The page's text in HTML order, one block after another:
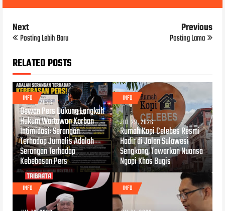
Next
Posting Lebih Baru
Previous
Posting Lama
RELATED POSTS
INFO
JUL 31, 2026
Dewan Pers Dukung Langkah
Hukum Wartawan Korban
Intimidasi: Serangan
Terhadap Jurnalis Adalah
Serangan Terhadap
Kebebasan Pers
INFO
JUL 29, 2026
Rumah Kopi Celebes Resmi
Hadir di Jalan Sulawesi
Sengkang, Tawarkan Nuansa
Ngopi Khas Bugis
INFO INFO